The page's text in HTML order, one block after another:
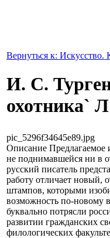
Вернуться к: Искусство.
И. С.
охотника`
pic_5296f34645e89.jpg
Описание Предлагаемое
не поднимавшейся ни в
русский писатель
работу отличает новый,
штампов, которыми
возможность по-новому
буквально потрясли
развитии гражданских
филологических